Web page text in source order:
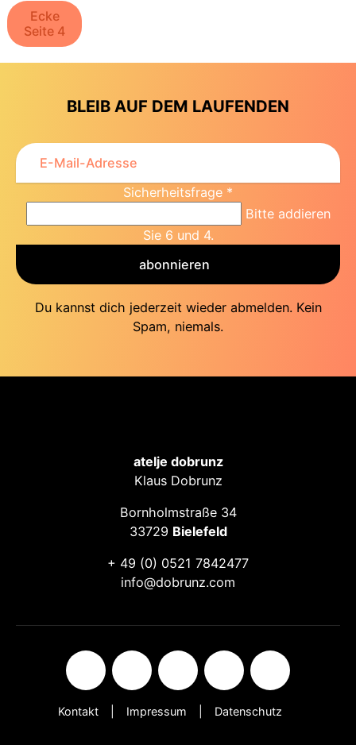
Ecke
Seite 4
BLEIB AUF DEM LAUFENDEN
Sicherheitsfrage *
Bitte addieren
Sie 6 und 4.
abonnieren
Du kannst dich jederzeit wieder abmelden. Kein
Spam, niemals.
atelje dobrunz
Klaus Dobrunz
Bornholmstraße 34
33729 Bielefeld
+ 49 (0) 0521 7842477
info@dobrunz.com
Kontakt Impressum Datenschutz